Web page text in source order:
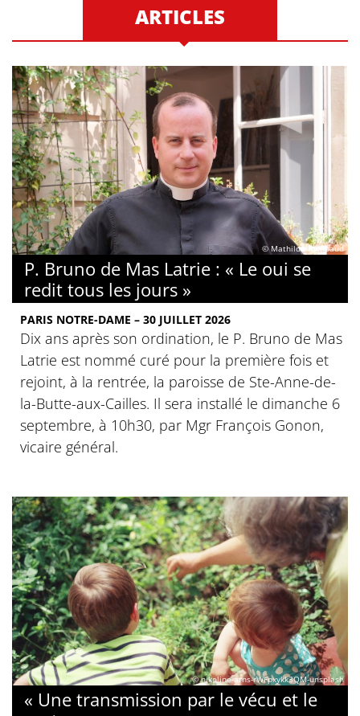
ARTICLES
© Mathilde Rambaud
P. Bruno de Mas Latrie : « Le oui se
redit tous les jours »
PARIS NOTRE-DAME – 30 JUILLET 2026
Dix ans après son ordination, le P. Bruno de Mas
Latrie est nommé curé pour la première fois et
rejoint, à la rentrée, la paroisse de Ste-Anne-de-
la-Butte-aux-Cailles. Il sera installé le dimanche 6
septembre, à 10h30, par Mgr François Gonon,
vicaire général.
© nikoline-arns-rWFpxykk3QM-unsplash
« Une transmission par le vécu et le